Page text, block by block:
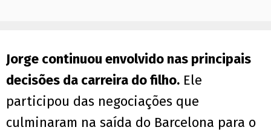
Jorge continuou envolvido nas principais
decisões da carreira do filho. Ele
participou das negociações que
culminaram na saída do Barcelona para o